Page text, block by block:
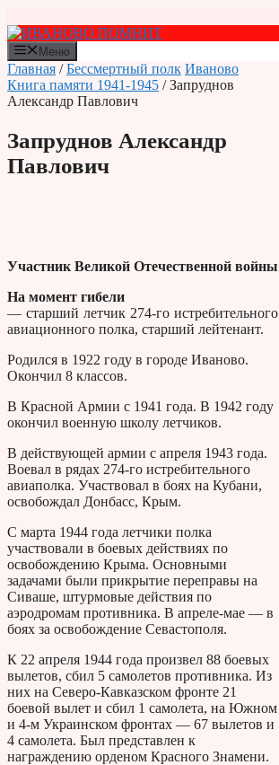
к
содержимому
Меню
Главная /Бессмертный полк Иваново
Книга памяти 1941-1945 / Запруднов
Александр Павлович
Запруднов Александр
Павлович
Участник Великой Отечественной войны
На момент гибели
— старший летчик 274-го истребительного
авиационного полка, старший лейтенант.
Родился в 1922 году в городе Иваново.
Окончил 8 классов.
В Красной Армии с 1941 года. В 1942 году
окончил военную школу летчиков.
В действующей армии с апреля 1943 года.
Воевал в рядах 274-го истребительного
авиаполка. Участвовал в боях на Кубани,
освобождал Донбасс, Крым.
С марта 1944 года летчики полка
участвовали в боевых действиях по
освобождению Крыма. Основными
задачами были прикрытие переправы на
Сиваше, штурмовые действия по
аэродромам противника. В апреле-мае — в
боях за освобождение Севастополя.
К 22 апреля 1944 года произвел 88 боевых
вылетов, сбил 5 самолетов противника. Из
них на Северо-Кавказском фронте 21
боевой вылет и сбил 1 самолета, на Южном
и 4-м Украинском фронтах — 67 вылетов и
4 самолета. Был представлен к
награждению орденом Красного Знамени.